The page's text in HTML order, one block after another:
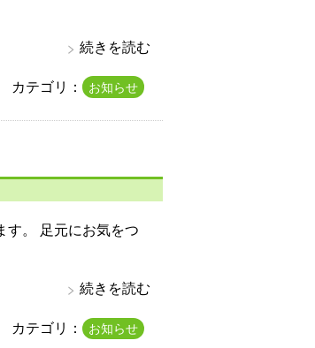
続きを読む
カテゴリ： お知らせ
す。 足元にお気をつ
続きを読む
カテゴリ： お知らせ